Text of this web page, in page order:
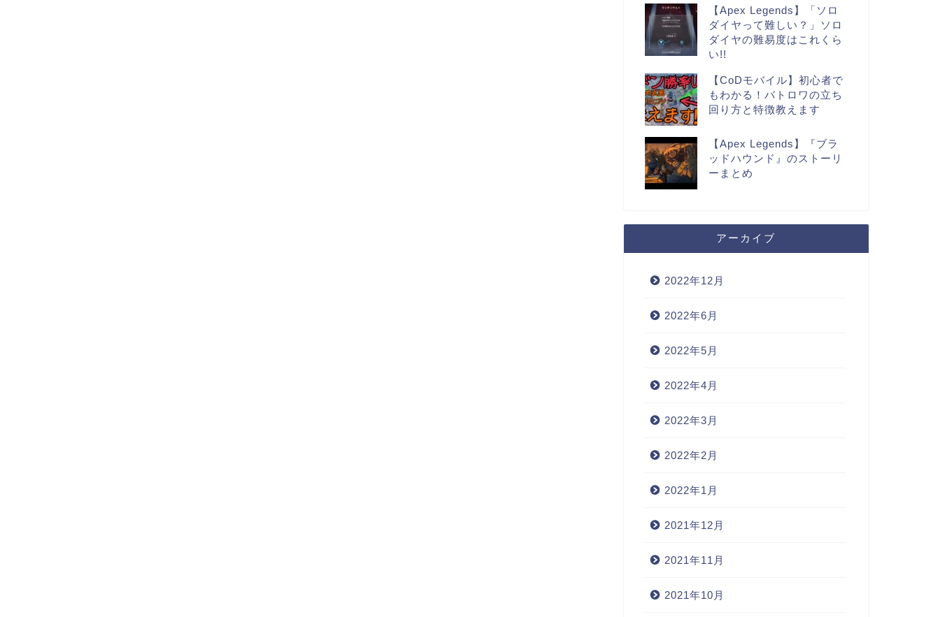
【Apex Legends】「ソロ
ダイヤって難しい？」ソロ
ダイヤの難易度はこれくら
い!!
【CoDモバイル】初心者で
もわかる！バトロワの立ち
回り方と特徴教えます
【Apex Legends】『ブラ
ッドハウンド』のストーリ
ーまとめ
アーカイブ
2022年12月
2022年6月
2022年5月
2022年4月
2022年3月
2022年2月
2022年1月
2021年12月
2021年11月
2021年10月